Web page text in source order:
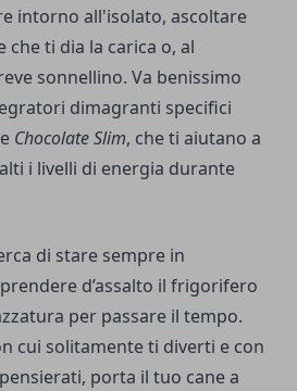
intorno all'isolato, ascoltare
che ti dia la carica o, al
sonnellino. Va benissimo
dimagranti specifici
Chocolate Slim, che ti aiutano a
i livelli di energia durante
di stare sempre in
d’assalto il frigorifero
per passare il tempo.
cui solitamente ti diverti e con
porta il tuo cane a